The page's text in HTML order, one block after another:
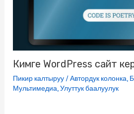
Кимге WordPress сайт
Пикир калтыруу /Автордук колонка,
Мультимедиа,Улуттук баалуулук